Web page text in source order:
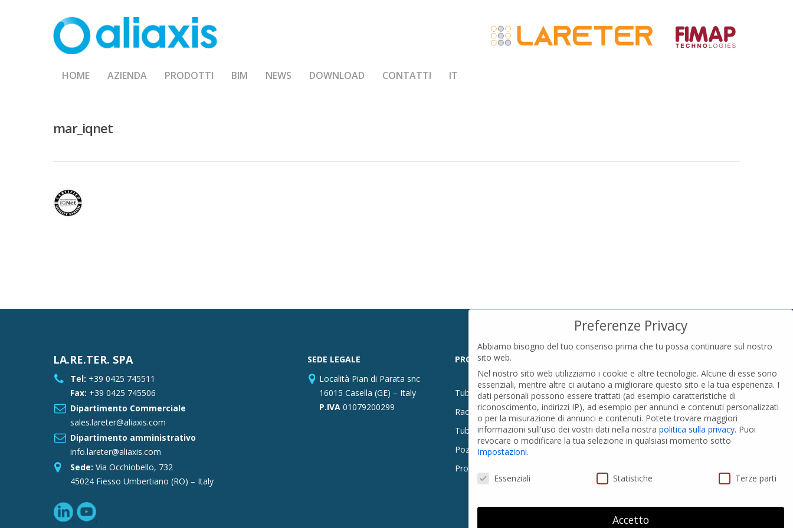
HOME AZIENDA PRODOTTI BIM NEWS DOWNLOAD CONTATTI IT
mar_iqnet
LA.RE.TER. SPA
Tel: +39 0425 745511
Fax: +39 0425 745506
Dipartimento Commerciale
sales.lareter@aliaxis.com
Dipartimento amministrativo
info.lareter@aliaxis.com
Sede: Via Occhiobello, 732
45024 Fiesso Umbertiano (RO) – Italy
SEDE LEGALE
Località Pian di Parata snc
16015 Casella (GE) – Italy
P.IVA01079200299
PRODOTTI
Tubi PVC
Raccordi PVC
Tubi e Raccordi in PVC-A
Pozzi Artesiani
Prodotti speciali
Privacy Policy
Cookies Policy
GDPR Personal data
Modifica impostazione Cookies
Preferenze Privacy
Abbiamo bisogno del tuo consenso prima che tu possa continuare sul nostro
sito web.
Nel nostro sito web utilizziamo i cookie e altre tecnologie. Alcune di esse sono
essenziali, mentre altre ci aiutano a migliorare questo sito e la tua esperienza. I
dati personali possono essere trattati (ad esempio caratteristiche di
riconoscimento, indirizzi IP), ad esempio per annunci e contenuti personalizzati
o per la misurazione di annunci e contenuti. Potete trovare maggiori
informazioni sull'uso dei vostri dati nella nostra politica sulla privacy. Puoi
revocare o modificare la tua selezione in qualsiasi momento sotto
Impostazioni.
Preferenze Privacy
Essenziali Statistiche Terze parti
Accetto